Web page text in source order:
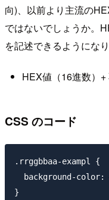
向)、以前より主流の
ではないでしょうか。
を記述できるようになり
HEX値（16進数）+
CSS のコード
.rrggbbaa-exampl {
background-color: